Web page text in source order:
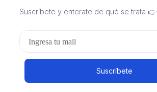
Suscríbete y enterate de qué se trata 👉